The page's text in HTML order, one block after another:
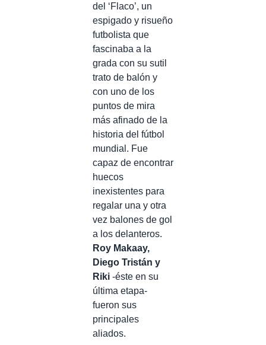
del ‘Flaco’, un
espigado y risueño
futbolista que
fascinaba a la
grada con su sutil
trato de balón y
con uno de los
puntos de mira
más afinado de la
historia del fútbol
mundial. Fue
capaz de encontrar
huecos
inexistentes para
regalar una y otra
vez balones de gol
a los delanteros.
Roy Makaay,
Diego Tristán y
Riki -éste en su
última etapa-
fueron sus
principales
aliados.